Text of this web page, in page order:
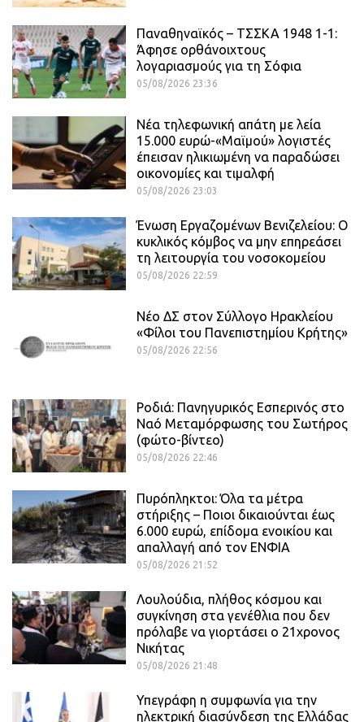
Παναθηναϊκός – ΤΣΣΚΑ 1948 1-1:
Άφησε ορθάνοιχτους
λογαριασμούς για τη Σόφια
05/08/2026 23:36
Νέα τηλεφωνική απάτη με λεία
15.000 ευρώ-«Μαϊμού» λογιστές
έπεισαν ηλικιωμένη να παραδώσει
οικονομίες και τιμαλφή
05/08/2026 23:03
Ένωση Εργαζομένων Βενιζελείου: Ο
κυκλικός κόμβος να μην επηρεάσει
τη λειτουργία του νοσοκομείου
05/08/2026 22:59
Νέο ΔΣ στον Σύλλογο Ηρακλείου
«Φίλοι του Πανεπιστημίου Κρήτης»
05/08/2026 22:56
Ροδιά: Πανηγυρικός Εσπερινός στο
Ναό Μεταμόρφωσης του Σωτήρος
(φώτο-βίντεο)
05/08/2026 22:46
Πυρόπληκτοι: Όλα τα μέτρα
στήριξης – Ποιοι δικαιούνται έως
6.000 ευρώ, επίδομα ενοικίου και
απαλλαγή από τον ΕΝΦΙΑ
05/08/2026 21:52
Λουλούδια, πλήθος κόσμου και
συγκίνηση στα γενέθλια που δεν
πρόλαβε να γιορτάσει ο 21χρονος
Νικήτας
05/08/2026 21:48
Υπεγράφη η συμφωνία για την
ηλεκτρική διασύνδεση της Ελλάδας